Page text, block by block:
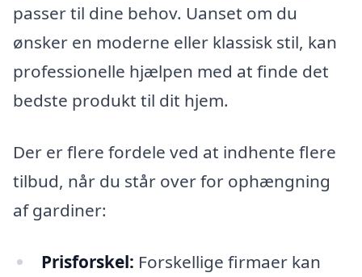
passer til dine behov. Uanset om du
ønsker en moderne eller klassisk stil, kan
professionelle hjælpen med at finde det
bedste produkt til dit hjem.
Der er flere fordele ved at indhente flere
tilbud, når du står over for ophængning
af gardiner:
Prisforskel: Forskellige firmaer kan